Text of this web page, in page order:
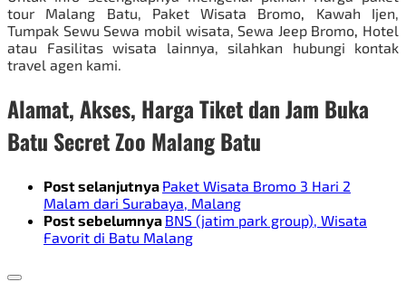
tour Malang Batu,
Paket Wisata Bromo, Kawah Ijen,
Tumpak Sewu Sewa mobil wisata, Sewa Jeep Bromo, Hotel
atau Fasilitas wisata lainnya, silahkan hubungi kontak
travel agen kami.
Alamat, Akses, Harga Tiket dan Jam Buka
Batu Secret Zoo Malang Batu
Post selanjutnya Paket Wisata Bromo 3 Hari 2
Malam dari Surabaya, Malang
Post sebelumnya BNS (jatim park group), Wisata
Favorit di Batu Malang